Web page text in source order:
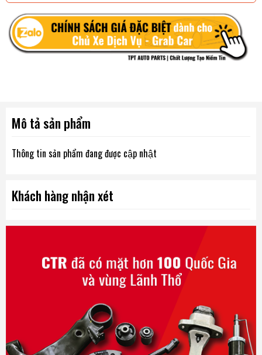
Mô tả sản phẩm
Thông tin sản phẩm đang được cập nhật
Khách hàng nhận xét